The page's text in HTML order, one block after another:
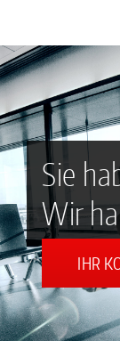
Sie
Wir
IHR